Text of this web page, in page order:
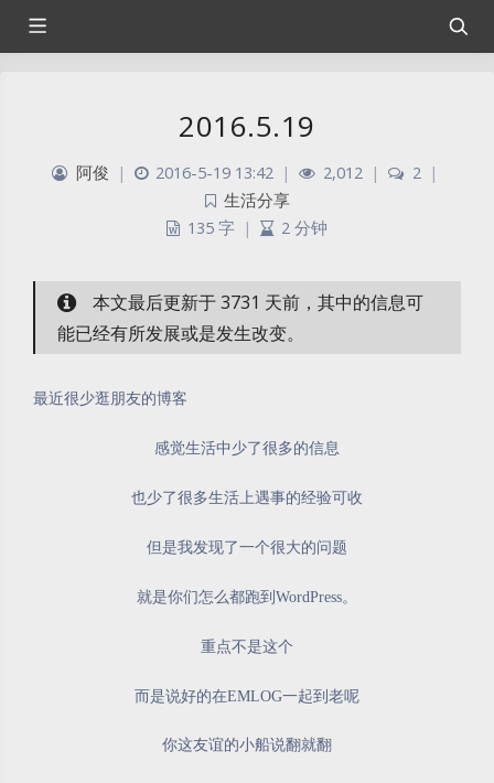
2016.5.19
阿俊 | 2016-5-19 13:42 | 2,012 | 2 |
生活分享
135 字 | 2 分钟
本文最后更新于 3731 天前，其中的信息可
能已经有所发展或是发生改变。
最近很少逛朋友的博客
感觉生活中少了很多的信息
也少了很多生活上遇事的经验可收
但是我发现了一个很大的问题
就是你们怎么都跑到WordPress。
重点不是这个
而是说好的在EMLOG一起到老呢
你这友谊的小船说翻就翻